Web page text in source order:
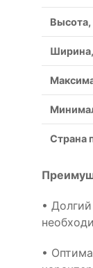
Страна
•
•